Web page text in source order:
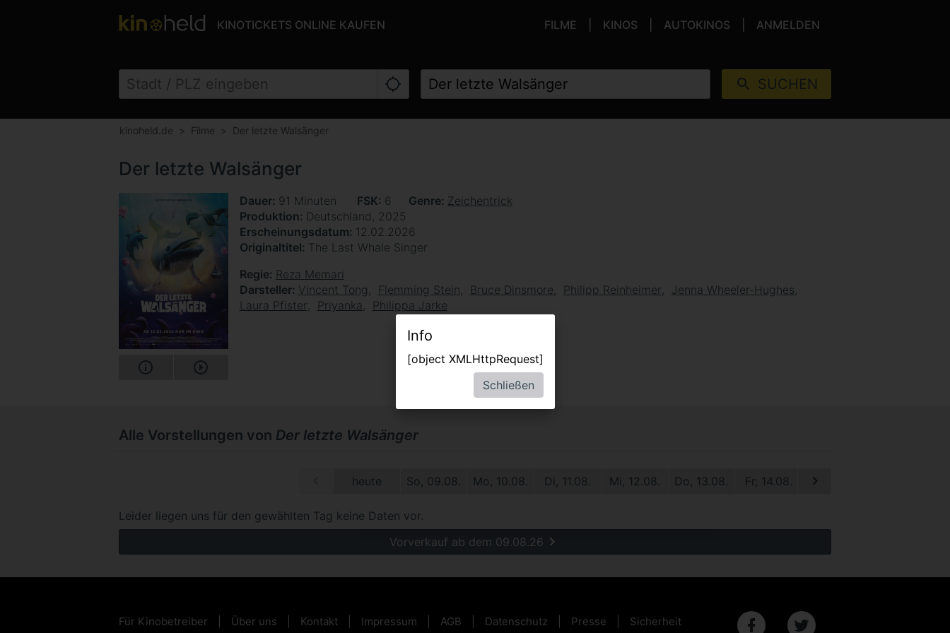
KINOTICKETS ONLINE KAUFEN FILME KINOS AUTOKINOS ANMELDEN
SUCHEN
kinoheld.de Filme Der letzte Walsänger
Der letzte Walsänger
Dauer 91 Minuten FSK 6 Genre Zeichentrick
Produktion Deutschland, 2025
Erscheinungsdatum 12.02.2026
Originaltitel The Last Whale Singer
Regie Reza Memari
Darsteller Vincent Tong Flemming Stein Bruce Dinsmore Philipp Reinheimer
Jenna Wheeler-Hughes
Laura Pfister
Priyanka Philippa Jarke
Alle Vorstellungen von Der letzte Walsänger
heute So, 09.08. Mo, 10.08. Di, 11.08. Mi, 12.08. Do, 13.08. Fr, 14.08. Sa, 15.08.
Leider liegen uns für den gewählten Tag keine Daten vor.
Vorverkauf ab dem 09.08.26
Für Kinobetreiber Über uns Kontakt Impressum AGB Datenschutz Presse Sicherheit
Info
[object XMLHttpRequest]
Schließen